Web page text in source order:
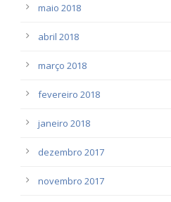
maio 2018
abril 2018
março 2018
fevereiro 2018
janeiro 2018
dezembro 2017
novembro 2017